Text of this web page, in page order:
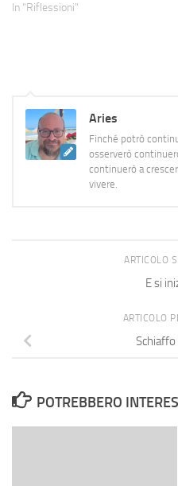
accolto coi migliori propositi è
In "Riflessioni"
Aries
Finché potrò
osserverò
continuerò a
vivere.
ARTICOLO
E si
ARTICOLO
POTREBBERO